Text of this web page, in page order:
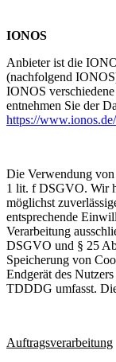
IONOS
Anbieter ist die
(nachfolgend
IONOS
entnehmen Sie der
https://
Die Verwendung
1 lit. f DSGVO. Wir
möglichst
entsprechende
Verarbeitung
DSGVO und § 25
Speicherung von
Endgerät des
TDDDG umfasst.
Auftragsverarbeitung